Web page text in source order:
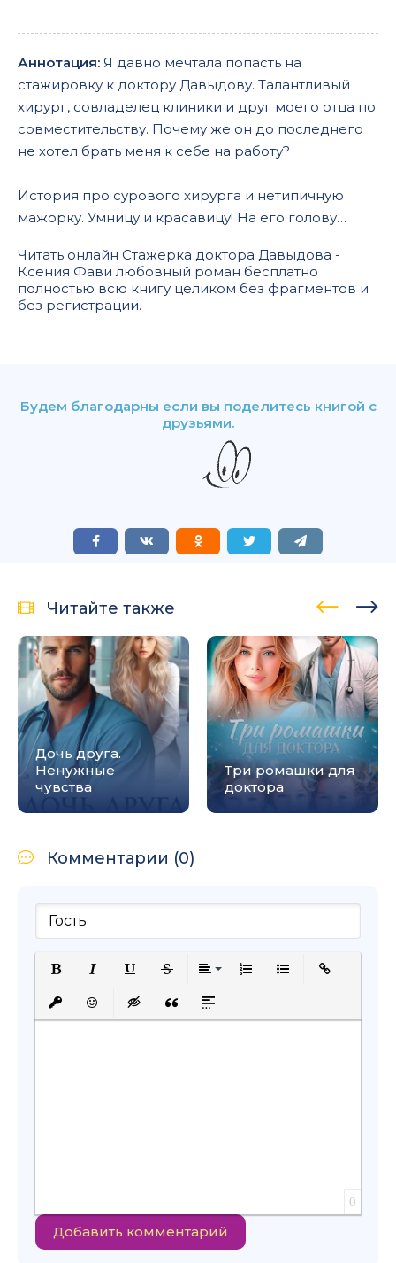
Аннотация: Я давно мечтала попасть на
стажировку к доктору Давыдову. Талантливый
хирург, совладелец клиники и друг моего отца по
совместительству. Почему же он до последнего
не хотел брать меня к себе на работу?
История про сурового хирурга и нетипичную
мажорку. Умницу и красавицу! На его голову…
Читать онлайн Стажерка доктора Давыдова -
Ксения Фави любовный роман бесплатно
полностью всю книгу целиком без фрагментов и
без регистрации.
Будем благодарны если вы поделитесь книгой с
друзьями.
Читайте также
Дочь друга.
Ненужные
чувства
Три ромашки для
доктора
Комментарии (0)
Подчеркнутый
Вставить защищенную ссылку
Вставить смайлик
Вставка скрытого текста
Вставка цитаты
Вставка спойлера
0
Добавить комментарий